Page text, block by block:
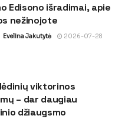
Edisono išradimai, apie
nežinojote
Evelina Jakutytė 2026-07-28
viktorinos
– dar daugiau
džiaugsmo